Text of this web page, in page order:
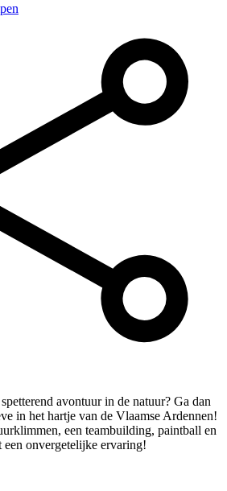
avontuur in de natuur? Ga dan
in het hartje van de Vlaamse Ardennen!
een teambuilding, paintball en
onvergetelijke ervaring!